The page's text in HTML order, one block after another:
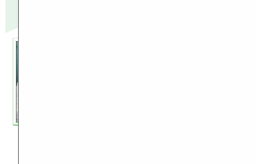
Ноутбук LG из